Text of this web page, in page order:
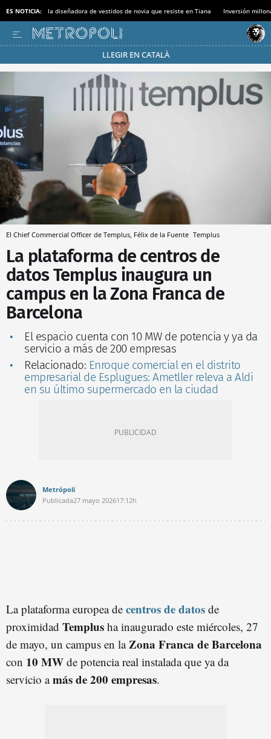
ES NOTICIA: la diseñadora de vestidos de novia que resiste en Tiana Inversión
LLEGIR EN CATALÀ
Pásate al MODO AHORRO
El Chief Commercial Officer de Templus, Félix de la Fuente Templus
La plataforma de centros de
datos Templus inaugura un
campus en la Zona Franca de
Barcelona
El espacio cuenta con 10 MW de potencia y ya da
servicio a más de 200 empresas
Relacionado: Enroque comercial en el distrito
empresarial de Esplugues: Ametller releva a Aldi
en su último supermercado en la ciudad
Metrópoli
Publicada27 mayo 202617:12h
La plataforma europea de centros de datos de
proximidad Templus ha inaugurado este miércoles, 27
de mayo, un campus en laZona Franca de Barcelona
con 10 MW de potencia real instalada que ya da
servicio amás de 200 empresas.